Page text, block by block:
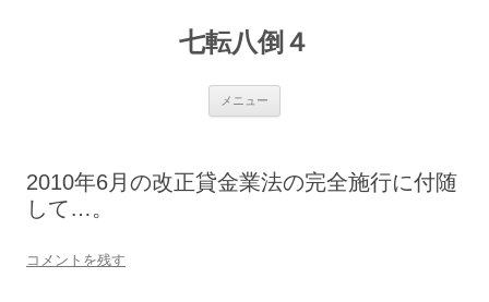
七転八倒４
メニュー
ス
2010年6月の改正貸金業法の完全施行に付随
して…。
コメントを残す